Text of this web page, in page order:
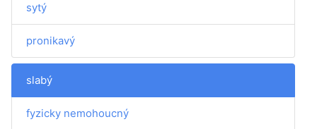
sytý
pronikavý
slabý
fyzicky nemohoucný